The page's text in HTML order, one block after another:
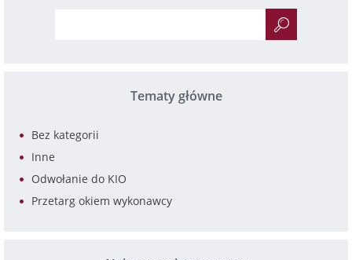
Tematy główne
Bez kategorii
Inne
Odwołanie do KIO
Przetarg okiem wykonawcy